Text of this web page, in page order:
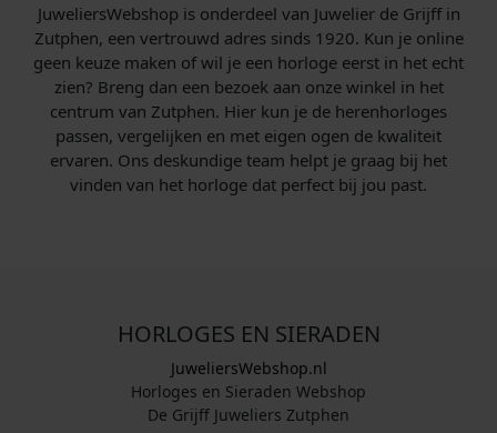
JuweliersWebshop is onderdeel van Juwelier de Grijff in
Zutphen, een vertrouwd adres sinds 1920. Kun je online
geen keuze maken of wil je een horloge eerst in het echt
zien? Breng dan een bezoek aan onze winkel in het
centrum van Zutphen. Hier kun je de herenhorloges
passen, vergelijken en met eigen ogen de kwaliteit
ervaren. Ons deskundige team helpt je graag bij het
vinden van het horloge dat perfect bij jou past.
HORLOGES EN SIERADEN
JuweliersWebshop.nl
Horloges en Sieraden Webshop
De Grijff Juweliers Zutphen